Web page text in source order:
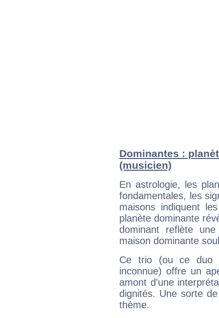
Dominantes :
(musicien)
En astrologie, les
fondamentales, les
maisons indiquent
planète dominante
dominant reflète
maison dominante
Ce trio (ou ce duo
inconnue) offre un
amont d'une
dignités. Une sorte
thème.